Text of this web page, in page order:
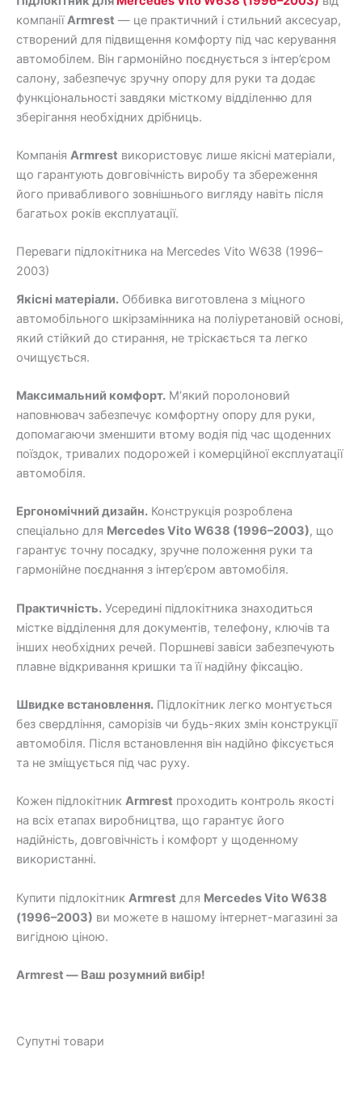
компаніїArmrest — це практичний і стильний аксесуар,
створений для підвищення комфорту під час керування
автомобілем. Він гармонійно поєднується з інтер’єром
салону, забезпечує зручну опору для руки та додає
функціональності завдяки місткому відділенню для
зберігання необхідних дрібниць.
Компанія Armrest використовує лише якісні матеріали,
що гарантують довговічність виробу та збереження
його привабливого зовнішнього вигляду навіть після
багатьох років експлуатації.
Переваги підлокітника на Mercedes Vito W638 (1996–
2003)
Якісні матеріали. Оббивка виготовлена з міцного
автомобільного шкірзамінника на поліуретановій основі,
який стійкий до стирання, не тріскається та легко
очищується.
Максимальний комфорт. М’який поролоновий
наповнювач забезпечує комфортну опору для руки,
допомагаючи зменшити втому водія під час щоденних
поїздок, тривалих подорожей і комерційної експлуатації
автомобіля.
Ергономічний дизайн. Конструкція розроблена
спеціально для Mercedes Vito W638 (1996–2003), що
гарантує точну посадку, зручне положення руки та
гармонійне поєднання з інтер’єром автомобіля.
Практичність. Усередині підлокітника знаходиться
містке відділення для документів, телефону, ключів та
інших необхідних речей. Поршневі завіси забезпечують
плавне відкривання кришки та її надійну фіксацію.
Швидке встановлення. Підлокітник легко монтується
без свердління, саморізів чи будь-яких змін конструкції
автомобіля. Після встановлення він надійно фіксується
та не зміщується під час руху.
Кожен підлокітник Armrest проходить контроль якості
на всіх етапах виробництва, що гарантує його
надійність, довговічність і комфорт у щоденному
використанні.
Купити підлокітник Armrest для Mercedes Vito W638
(1996–2003) ви можете в нашому інтернет-магазині за
вигідною ціною.
Armrest — Ваш розумний вибір!
Супутні товари